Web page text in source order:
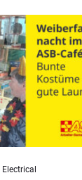
Electrical